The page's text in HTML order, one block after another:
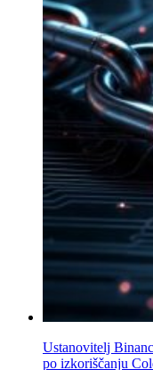
Ustanovitelj
po izkoriščanju